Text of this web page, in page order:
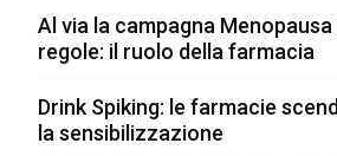
Al via la campagna
regole: il ruolo della farmacia
Drink Spiking: le farmacie
la sensibilizzazione